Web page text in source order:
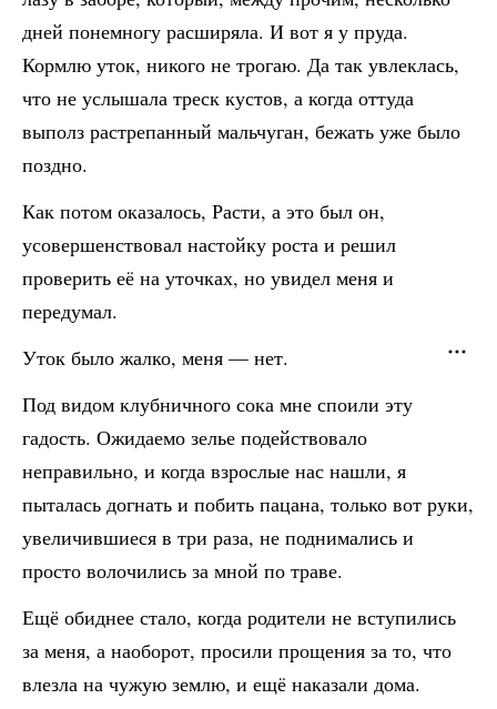
дней понемногу расширяла. И вот я у пруда.
Кормлю уток, никого не трогаю. Да так увлеклась,
что не услышала треск кустов, а когда оттуда
выполз растрепанный мальчуган, бежать уже было
поздно.
Как потом оказалось, Расти, а это был он,
усовершенствовал настойку роста и решил
проверить её на уточках, но увидел меня и
передумал.
Уток было жалко, меня — нет.
Под видом клубничного сока мне споили эту
гадость. Ожидаемо зелье подействовало
неправильно, и когда взрослые нас нашли, я
пыталась догнать и побить пацана, только вот руки,
увеличившиеся в три раза, не поднимались и
просто волочились за мной по траве.
Ещё обиднее стало, когда родители не вступились
за меня, а наоборот, просили прощения за то, что
влезла на чужую землю, и ещё наказали дома.